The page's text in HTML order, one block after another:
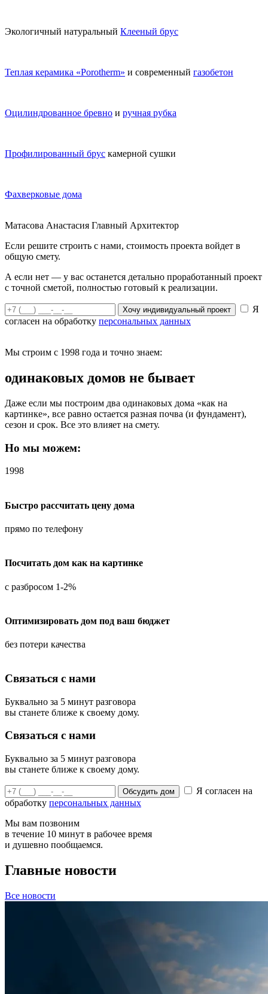
Экологичный натуральный Клееный брус
Теплая керамика «Porotherm» и современный газобетон
Оцилиндрованное бревно и ручная рубка
Профилированный брус камерной сушки
Фахверковые дома
Матасова Анастасия Главный Архитектор
Если решите строить с нами, стоимость проекта войдет в
общую смету.
А если нет — у вас останется детально проработанный проект
с точной сметой, полностью готовый к реализации.
Хочу индивидуальный проект
Я
согласен на обработку персональных данных
Мы строим с 1998 года и точно знаем:
одинаковых домов не бывает
Даже если мы построим два одинаковых дома «как на
картинке», все равно остается разная почва (и фундамент),
сезон и срок. Все это влияет на смету.
Но мы можем:
1998
Быстро рассчитать цену дома
прямо по телефону
Посчитать дом как на картинке
с разбросом 1-2%
Оптимизировать дом под ваш бюджет
без потери качества
Связаться с нами
Буквально за 5 минут разговора
вы станете ближе к своему дому.
Связаться с нами
Буквально за 5 минут разговора
вы станете ближе к своему дому.
Обсудить дом
Я согласен на
обработку персональных данных
Мы вам позвоним
в течение 10 минут в рабочее время
и душевно пообщаемся.
Главные новости
Все новости